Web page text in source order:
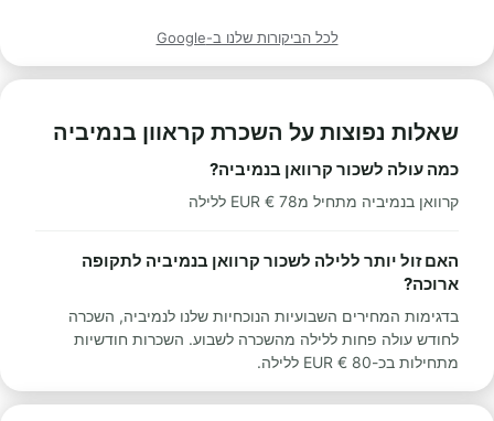
לכל הביקורות שלנו ב-Google
שאלות נפוצות על השכרת קראוון בנמיביה
כמה עולה לשכור קרוואן בנמיביה?
קרוואן בנמיביה מתחיל מ78 € EUR ללילה
האם זול יותר ללילה לשכור קרוואן בנמיביה לתקופה
ארוכה?
בדגימות המחירים השבועיות הנוכחיות שלנו לנמיביה, השכרה
לחודש עולה פחות ללילה מהשכרה לשבוע. השכרות חודשיות
מתחילות בכ-80 € EUR ללילה.